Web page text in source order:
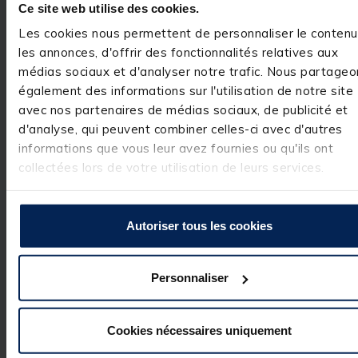
Ce site web utilise des cookies.
Les cookies nous permettent de personnaliser le
les annonces, d'offrir des fonctionnalités relatives aux
médias sociaux et d'analyser notre trafic. Nous
également des informations sur l'utilisation de notre site
avec nos partenaires de médias sociaux, de publicité et
d'analyse, qui peuvent combiner celles-ci avec d'autres
informations que vous leur avez fournies ou qu'ils ont
collectées lors de votre utilisation de leurs services.
Autoriser tous les cookies
Personnaliser
Cookies nécessaires uniquement
commentaire
sommes ravis
d'avoir répondu
à vos attentes
de vous
parmi nos
clients. C'est un
réel plaisir.
L’équipe Pacific
Pêche
Avis du
expérience du02/03/2023
Utile(0) Signaler